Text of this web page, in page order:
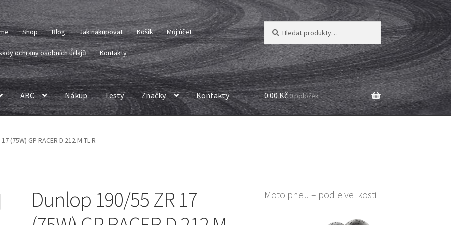
Shop Blog Jak nakupovat Košík Můj účet
ochrany osobních údajů Kontakty
Hledat:
Hledat
ABC Nákup Testy Značky Kontakty 0.00 Kč0 položek
(75W) GP RACER D 212 M TL R
Dunlop 190/55 ZR 17
Moto pneu – podle velikosti